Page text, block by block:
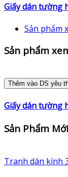
Giấy dán tường
Sản phẩm
Sản phẩm
Thêm vào DS yêu
Giấy dán tường
Sản Phẩm Mới
Tranh dán kính